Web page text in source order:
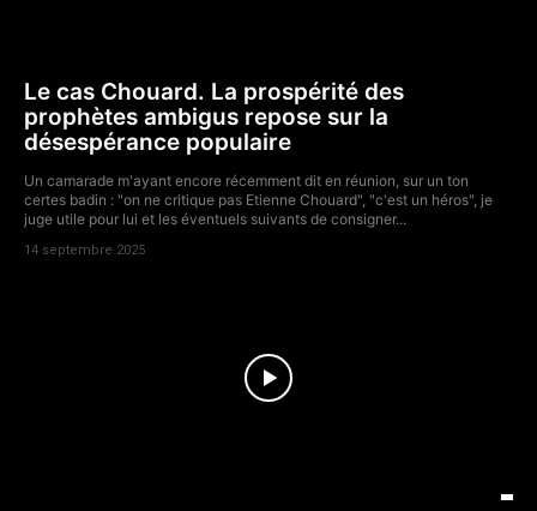
Le cas Chouard. La prospérité des
prophètes ambigus repose sur la
désespérance populaire
Un camarade m'ayant encore récemment dit en réunion, sur un ton
certes badin : "on ne critique pas Etienne Chouard", "c'est un héros", je
juge utile pour lui et les éventuels suivants de consigner...
14 septembre 2025